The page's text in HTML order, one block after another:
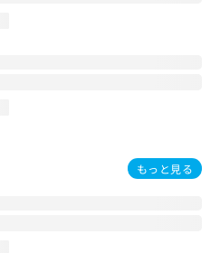
もっと見る